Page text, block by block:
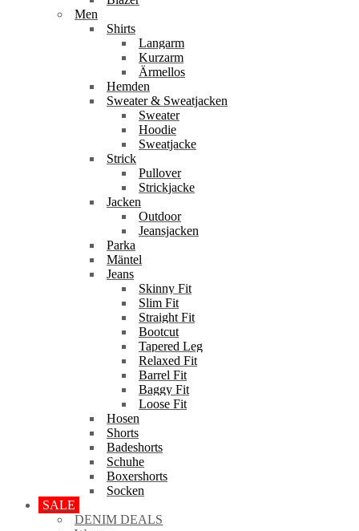
Men
Shirts
Langarm
Kurzarm
Ärmellos
Hemden
Sweater & Sweatjacken
Sweater
Hoodie
Sweatjacke
Strick
Pullover
Strickjacke
Jacken
Outdoor
Jeansjacken
Parka
Mäntel
Jeans
Skinny Fit
Slim Fit
Straight Fit
Bootcut
Tapered Leg
Relaxed Fit
Barrel Fit
Baggy Fit
Loose Fit
Hosen
Shorts
Badeshorts
Schuhe
Boxershorts
Socken
SALE
DENIM DEALS